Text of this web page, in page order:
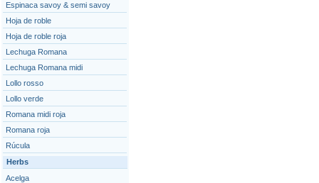
Espinaca savoy & semi savoy
Hoja de roble
Hoja de roble roja
Lechuga Romana
Lechuga Romana midi
Lollo rosso
Lollo verde
Romana midi roja
Romana roja
Rúcula
Herbs
Acelga